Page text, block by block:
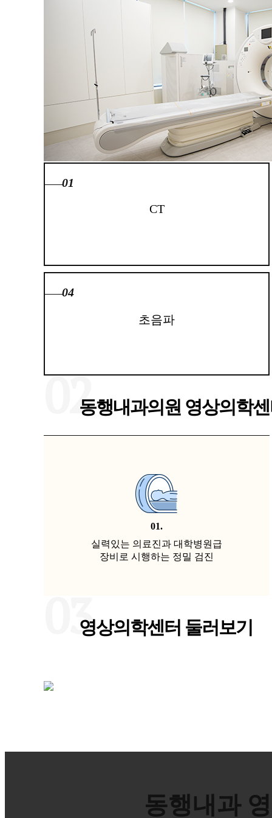
01
CT
04
초음파
02동행내과의원 영상의학
01.
실력있는 의료진과 대학병원급
장비로 시행하는 정밀 검진
03
영상의학센터 둘러보기
동행내과